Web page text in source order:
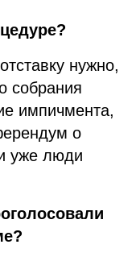
нужно,
собрания
импичмента,
о
уже люди